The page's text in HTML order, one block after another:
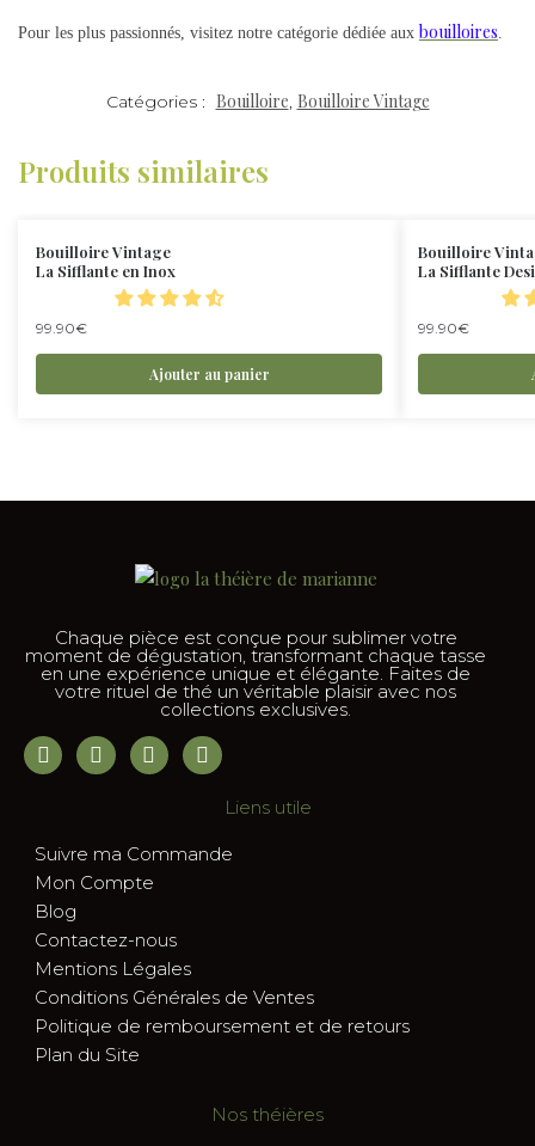
Pour les plus passionnés, visitez notre catégorie dédiée aux bouilloires.
Catégories : Bouilloire, Bouilloire Vintage
Produits similaires
Bouilloire Vintage
La Sifflante en Inox
99.90€
Ajouter au panier
Bouilloire
La Sifflante
99.90€
Chaque pièce est conçue pour sublimer votre
moment de dégustation, transformant chaque tasse
en une expérience unique et élégante. Faites de
votre rituel de thé un véritable plaisir avec nos
collections exclusives.
Liens utile
Suivre ma Commande
Mon Compte
Blog
Contactez-nous
Mentions Légales
Conditions Générales de Ventes
Politique de remboursement et de retours
Plan du Site
Nos théières